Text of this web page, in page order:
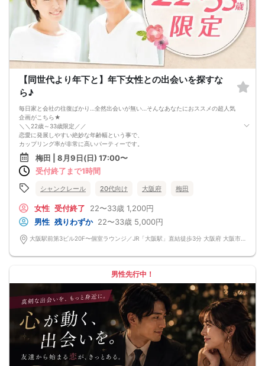
□結婚がしたい
□恋人が欲しい
□友人を増やしたい
□人脈を広げたい
□楽しいことが大好き
□みんなでワイワイしたい人
□確実に出会える街コンに参加したい人
□一緒に合コン・コンパに行ける飲み友が欲しい人
□家と職場の往復の毎日を変えたい人
《フード》
お店自慢の豪華コース料理☆♪
《フリードリンク(90L.O)》
☆店員さんがご丁寧に一杯ずつ手作り致します！
100種類以上の豊富なドリンクメニュー♪
□ビール
□チューハイ
□ハイボール
□グラスワイン
□各種カクテル
□各種ソフトドリンク
【 服装 】
【 参加定員数 】
🔳最小開催人数：2対2
【同世代より年下と】年下女性との出会いを探すな
ら♪
毎日家と会社の往復ばかり…全然出会いが無い…そんなあなたにおススメの超人気
企画がこちら★
＼＼22歳～33歳限定／／
恋愛に発展しやすい絶妙な年齢幅という事で、
カップリング率が非常に高いパーティーです。
お集まりいただく方は
◆甘えんぼの年下女子
◆元気で明るい同年代女性
魅力的な女性が勢揃い★
にオススメです。
梅田 | 8月9日(日) 17:00〜
受付終了まで1時間
シャンクレール 20代向け 大阪府 梅田
女性 受付終了 22〜33歳 1,200円
男性 残りわずか 22〜33歳 5,000円
男性先行中！